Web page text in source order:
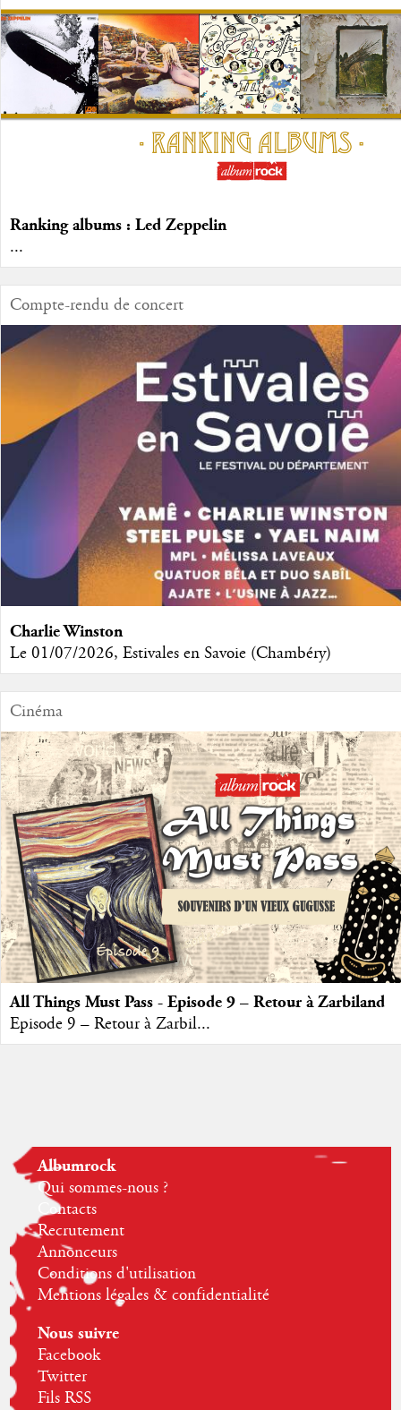
Ranking albums : Led Zeppelin
...
Compte-rendu de concert
Charlie Winston
Le 01/07/2026, Estivales en Savoie (Chambéry)
Cinéma
All Things Must Pass - Episode 9 – Retour à Zarbiland
Episode 9 – Retour à Zarbil...
Albumrock
Qui sommes-nous ?
Contacts
Recrutement
Annonceurs
Conditions d'utilisation
Mentions légales & confidentialité
Nous suivre
Facebook
Twitter
Fils RSS